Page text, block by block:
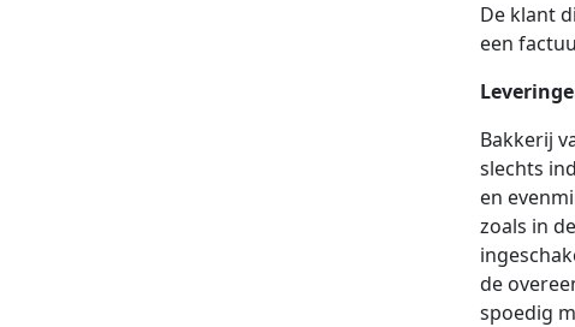
De klant
een
Bakkerij
slechts
en
zoals in
de
spoedig